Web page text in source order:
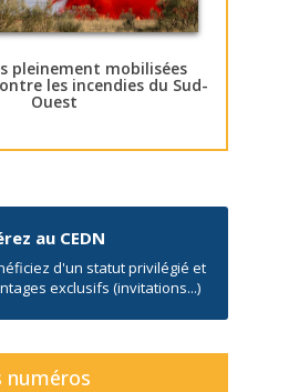
pleinement mobilisées
les incendies du Sud-
Ouest
au CEDN
d'un statut privilégié et
exclusifs (invitations...)
numéros